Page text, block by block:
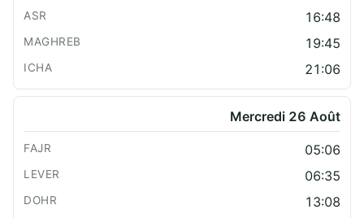
16:48
19:45
21:06
Mercredi 26 Août
05:06
06:35
13:08